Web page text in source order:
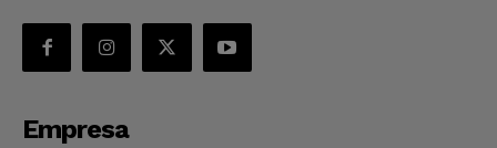
Empresa